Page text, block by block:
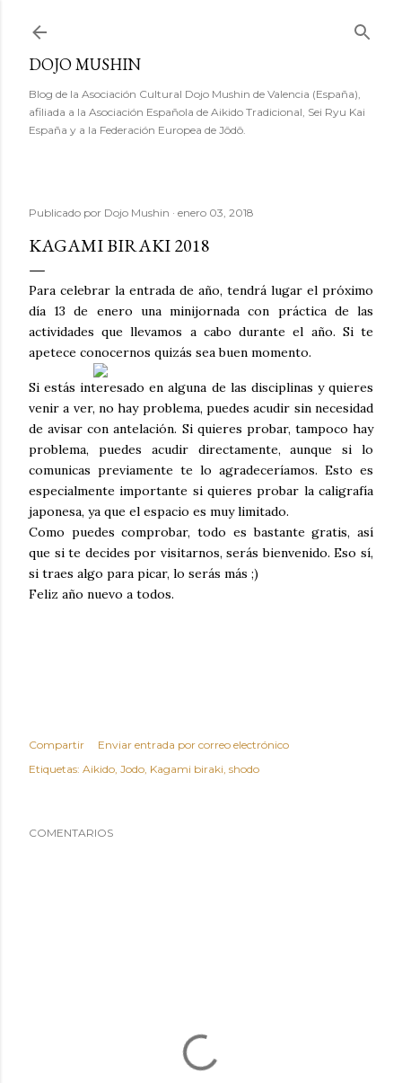
DOJO MUSHIN
Blog de la Asociación Cultural Dojo Mushin de Valencia (España),
afiliada a la Asociación Española de Aikido Tradicional, Sei Ryu Kai
España y a la Federación Europea de Jôdô.
Publicado por Dojo Mushin enero 03, 2018
KAGAMI BIRAKI 2018
Para celebrar la entrada de año, tendrá lugar el próximo
día 13 de enero una minijornada con práctica de las
actividades que llevamos a cabo durante el año. Si te
apetece conocernos quizás sea buen momento.
Si estás interesado en alguna de las disciplinas y quieres
venir a ver, no hay problema, puedes acudir sin necesidad
de avisar con antelación. Si quieres probar, tampoco hay
problema, puedes acudir directamente, aunque si lo
comunicas previamente te lo agradeceríamos. Esto es
especialmente importante si quieres probar la caligrafía
japonesa, ya que el espacio es muy limitado.
Como puedes comprobar, todo es bastante gratis, así
que si te decides por visitarnos, serás bienvenido. Eso sí,
si traes algo para picar, lo serás más ;)
Feliz año nuevo a todos.
Compartir
Enviar entrada por correo electrónico
Etiquetas: Aikido Jodo Kagami biraki shodo
COMENTARIOS